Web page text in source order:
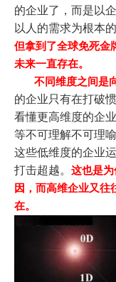
的企业了，而是以
以人的需求为根本
但拿到了全球免死金
未来一直存在。
不同维度之间是
的企业只有在打破
看懂更高维度的企
等不可理解不可理
这些低维度的企业
打击超越。 这也是
因，而高维企业又往
在。